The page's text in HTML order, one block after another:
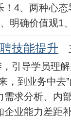
！4、两种心
明确价值观1
技能提升
引导学员理
，到业务中去
需求分析、内
企业能力差距